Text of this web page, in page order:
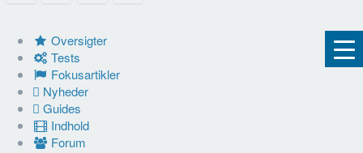
Oversigter
Tests
Fokusartikler
Nyheder
Guides
Indhold
Forum